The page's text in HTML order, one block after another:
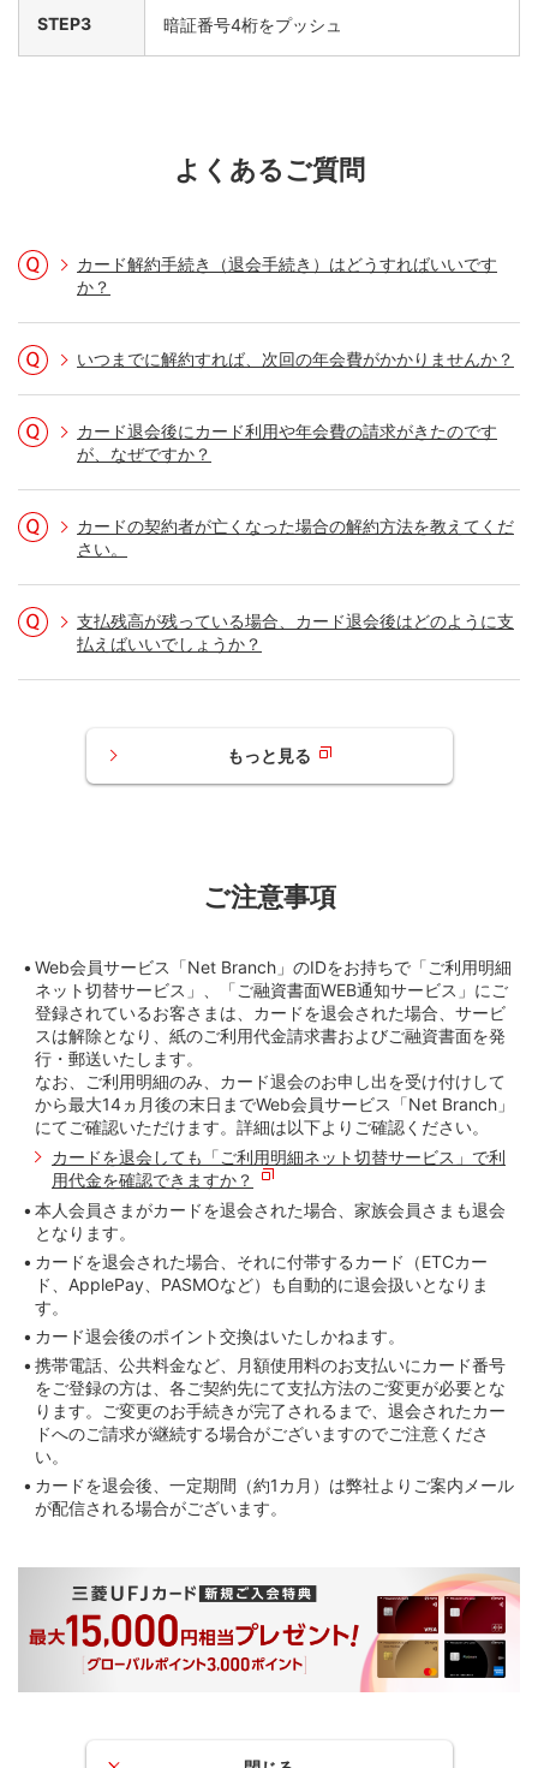
STEP3 暗証番号4桁をプッシュ
よくあるご質問
カード解約手続き（退会手続き）はどうすればいいです
か？
いつまでに解約すれば、次回の年会費がかかりませんか？
カード退会後にカード利用や年会費の請求がきたのです
が、なぜですか？
カードの契約者が亡くなった場合の解約方法を教えてくだ
さい。
支払残高が残っている場合、カード退会後はどのように支
払えばいいでしょうか？
もっと見る
ご注意事項
Web会員サービス「Net Branch」のIDをお持ちで「ご利用明細
ネット切替サービス」、「ご融資書面WEB通知サービス」にご
登録されているお客さまは、カードを退会された場合、サービ
スは解除となり、紙のご利用代金請求書およびご融資書面を発
行・郵送いたします。
なお、ご利用明細のみ、カード退会のお申し出を受け付けして
から最大14ヵ月後の末日までWeb会員サービス「Net Branch」
にてご確認いただけます。詳細は以下よりご確認ください。
カードを退会しても「ご利用明細ネット切替サービス」で利
用代金を確認できますか？
本人会員さまがカードを退会された場合、家族会員さまも退会
となります。
カードを退会された場合、それに付帯するカード（ETCカー
ド、ApplePay、PASMOなど）も自動的に退会扱いとなりま
す。
カード退会後のポイント交換はいたしかねます。
携帯電話、公共料金など、月額使用料のお支払いにカード番号
をご登録の方は、各ご契約先にて支払方法のご変更が必要とな
ります。ご変更のお手続きが完了されるまで、退会されたカー
ドへのご請求が継続する場合がございますのでご注意くださ
い。
カードを退会後、一定期間（約1カ月）は弊社よりご案内メール
が配信される場合がございます。